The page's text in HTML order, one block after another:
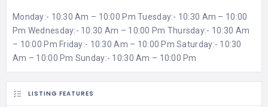
Monday:- 10:30 Am – 10:00 Pm Tuesday:- 10:30 Am – 10:00
Pm Wednesday:- 10:30 Am – 10:00 Pm Thursday:- 10:30 Am
– 10:00 Pm Friday:- 10:30 Am – 10:00 Pm Saturday:- 10:30
Am – 10:00 Pm Sunday:- 10:30 Am – 10:00 Pm
LISTING FEATURES